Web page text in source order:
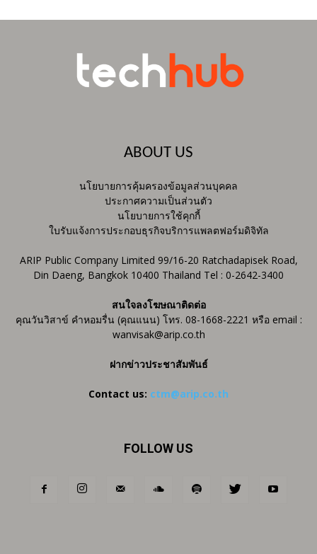
ABOUT US
นโยบายการคุ้มครองข้อมูลส่วนบุคคล
ประกาศความเป็นส่วนตัว
นโยบายการใช้คุกกี้
ใบรับแจ้งการประกอบธุรกิจบริการแพลตฟอร์มดิจิทัล
ARIP Public Company Limited 99/16-20 Ratchadapisek Road,
Din Daeng, Bangkok 10400 Thailand Tel : 0-2642-3400
สนใจลงโฆษณาติดต่อ
คุณวันวิสาข์ คำหอมรื่น (คุณแนน) โทร. 08-1668-2221 หรือ email :
wanvisak@arip.co.th
ฝากข่าวประชาสัมพันธ์
Contact us: ctm@arip.co.th
FOLLOW US